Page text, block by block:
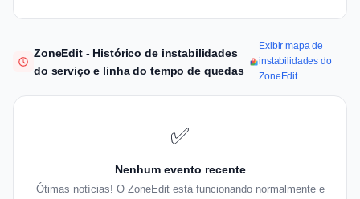
ZoneEdit - Histórico de instabilidades
do serviço e linha do tempo de quedas
Exibir mapa de
instabilidades do
ZoneEdit
✅
Nenhum evento recente
Ótimas notícias! O ZoneEdit está funcionando normalmente e